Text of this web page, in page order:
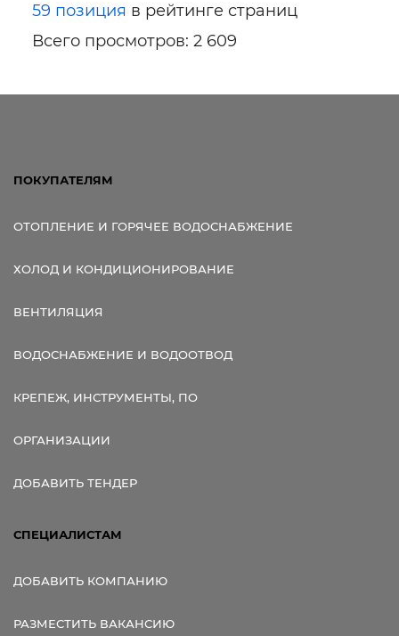
59 позиция в рейтинге страниц
Всего просмотров: 2 609
ПОКУПАТЕЛЯМ
ОТОПЛЕНИЕ И ГОРЯЧЕЕ ВОДОСНАБЖЕНИЕ
ХОЛОД И КОНДИЦИОНИРОВАНИЕ
ВЕНТИЛЯЦИЯ
ВОДОСНАБЖЕНИЕ И ВОДООТВОД
КРЕПЕЖ, ИНСТРУМЕНТЫ, ПО
ОРГАНИЗАЦИИ
ДОБАВИТЬ ТЕНДЕР
СПЕЦИАЛИСТАМ
ДОБАВИТЬ КОМПАНИЮ
РАЗМЕСТИТЬ ВАКАНСИЮ